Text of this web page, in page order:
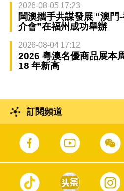
2026-08-05 17:23
閩澳攜手共謀發展 “澳門
介會”在福州成功舉辦
2026-08-04 17:12
2026 粵澳名優商品展本
18 年新高
訂閱頻道